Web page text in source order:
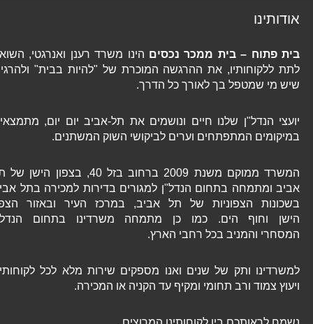
אודותינו
בית פתוח – בית ממכר נכסיםהינו משרד רענן ואנרגטי, השואף
לתת ללקוחותיו, את ההרגשה המוכרת של "להיות בבית" ולהרגיש
שיש מי שמטפל בך לאורך כל הדרך.
יועצי הנדל"ן שלנו חיים ונושמים את תל-אביב יום יום, מתמצאים
במיקומים המתפתחים וערים לביקושי השוק המשתנים.
המשרד ממוקם משנת 2009 ברחוב בזל 40, בצפון הישן של תל
אביב ומתמחה בתחום הנדל"ן למגורים בדירות למכירה בתל אביב
בשכונות הצפוניות של תל אביב, במרכז העיר ובאזור הצפון
הישן וחוף הים. כמו כן מתמחה משרדינו בתחום הנדל"ן
המסחרי והמניב בכל רחבי הארץ.
למשרדינו ותק של שנים ואנו מספקים שירות מלא לכל לקוחותינו
ויעוץ צמוד ורב תחומי ומקיף עד הקניה או המכירה.